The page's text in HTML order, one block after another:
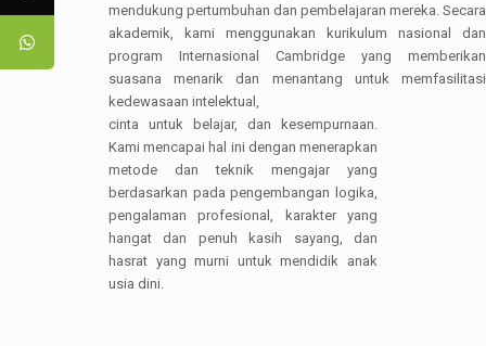
mendukung pertumbuhan dan pembelajaran mereka. Secara
akademik, kami menggunakan kurikulum nasional dan
program Internasional Cambridge yang memberikan
suasana menarik dan menantang untuk memfasilitasi
kedewasaan intelektual,
cinta untuk belajar, dan kesempurnaan.
Kami mencapai hal ini dengan menerapkan
metode dan teknik mengajar yang
berdasarkan pada pengembangan logika,
pengalaman profesional, karakter yang
hangat dan penuh kasih sayang, dan
hasrat yang murni untuk mendidik anak
usia dini.